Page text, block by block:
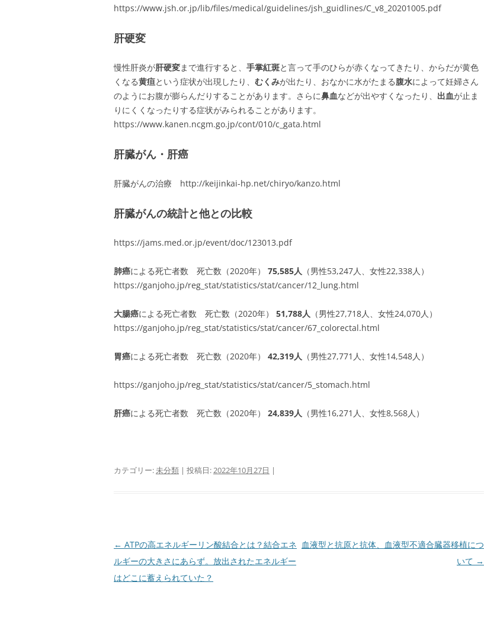
https://www.jsh.or.jp/lib/files/medical/guidelines/jsh_guidlines/C_v8_20201005.pdf
肝硬変
慢性肝炎が肝硬変まで進行すると、 手掌紅斑と言って手のひらが赤くなってきたり、からだが黄色
くなる黄疸という症状が出現したり、 むくみが出たり、おなかに水がたまる腹水によって妊婦さん
のようにお腹が膨らんだりすることがあります。さらに鼻血などが出やすくなったり、 出血が止ま
りにくくなったりする症状がみられることがあります。
https://www.kanen.ncgm.go.jp/cont/010/c_gata.html
肝臓がん・肝癌
肝臓がんの治療 http://keijinkai-hp.net/chiryo/kanzo.html
肝臓がんの統計と他との比較
https://jams.med.or.jp/event/doc/123013.pdf
肺癌による死亡者数 死亡数（2020年） 75,585人 （男性53,247人、女性22,338人）
https://ganjoho.jp/reg_stat/statistics/stat/cancer/12_lung.html
大腸癌による死亡者数 死亡数（2020年） 51,788人 （男性27,718人、女性24,070人）
https://ganjoho.jp/reg_stat/statistics/stat/cancer/67_colorectal.html
胃癌による死亡者数 死亡数（2020年） 42,319人 （男性27,771人、女性14,548人）
https://ganjoho.jp/reg_stat/statistics/stat/cancer/5_stomach.html
肝癌による死亡者数 死亡数（2020年） 24,839人 （男性16,271人、女性8,568人）
カテゴリー:未分類 | 投稿日:2022年10月27日 |
投
稿
ナ
← ATPの高エネルギーリン酸結合とは？結合エネ
ルギーの大きさにあらず。放出されたエネルギー
はどこに蓄えられていた？
血液型と抗原と抗体、血液型不適合臓器移植につ
いて →